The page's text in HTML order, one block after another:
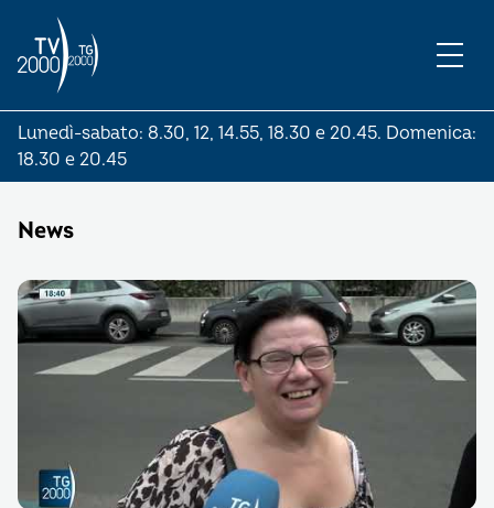
Lunedì-sabato: 8.30, 12, 14.55, 18.30 e 20.45. Domenica:
18.30 e 20.45
News